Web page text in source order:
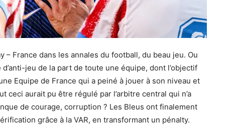
– France dans les annales du football, du beau jeu. Ou
jeu de la part de toute une équipe, dont l’objectif
Equipe de France qui a peiné à jouer à son niveau et
ceci aurait pu être régulé par l’arbitre central qui n’a
de courage, corruption ? Les Bleus ont finalement
grâce à la VAR, en transformant un pénalty.